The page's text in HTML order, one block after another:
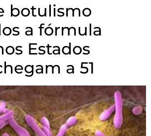
botulismo
a fórmula
Estados
a 51